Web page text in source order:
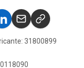
31800899